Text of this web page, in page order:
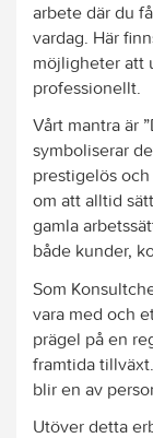
arbete där du
vardag. Här
möjligheter att
professionellt.
Vårt mantra är
symboliserar
prestigelös
om att alltid
gamla
både kunder,
Som
vara med och
prägel på en
framtida
blir en av
Utöver detta